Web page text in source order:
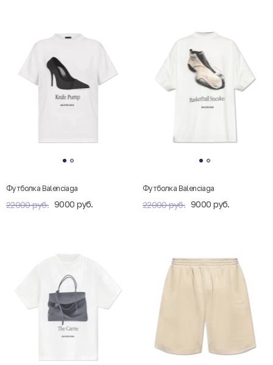
Футболка Balenciaga
22000 руб. 9000 руб.
Футболка Balenciaga
22000 руб. 9000 руб.